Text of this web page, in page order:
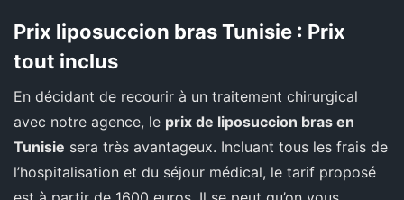
Prix liposuccion bras Tunisie : Prix
tout inclus
En décidant de recourir à un traitement chirurgical
avec notre agence, le prix de liposuccion bras en
Tunisie sera très avantageux. Incluant tous les frais de
l’hospitalisation et du séjour médical, le tarif proposé